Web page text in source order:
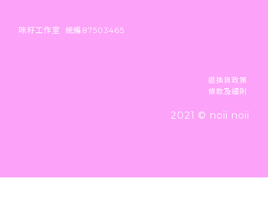
咪籽工作室 統編87503465
退換貨政策
條款及細則
2021 © noii noii